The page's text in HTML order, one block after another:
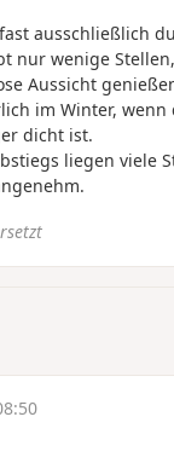
ausschließlich
nur wenige
Aussicht
im Winter, wenn
dicht ist.
liegen viele